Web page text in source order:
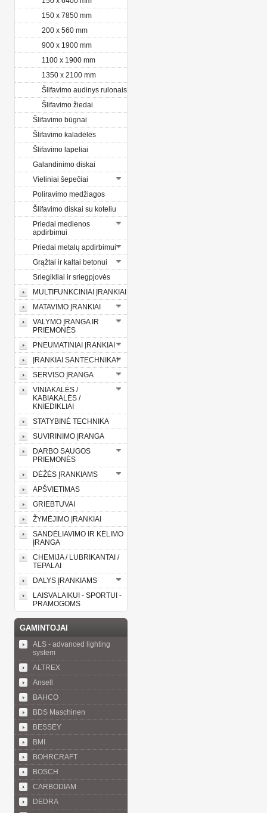
150 x 7850 mm
200 x 560 mm
900 x 1900 mm
1100 x 1900 mm
1350 x 2100 mm
Šlifavimo audinys rulonais
Šlifavimo žiedai
Šlifavimo būgnai
Šlifavimo kaladėlės
Šlifavimo lapeliai
Galandinimo diskai
Vieliniai šepečiai
Poliravimo medžiagos
Šlifavimo diskai su koteliu
Priedai medienos
apdirbimui
Priedai metalų apdirbimui
Grąžtai ir kaltai betonui
Sriegikliai ir sriegpjovės
MULTIFUNKCINIAI ĮRANKIAI
MATAVIMO ĮRANKIAI
VALYMO ĮRANGA IR
PRIEMONĖS
PNEUMATINIAI ĮRANKIAI
ĮRANKIAI SANTECHNIKAI
SERVISO ĮRANGA
VINIAKALĖS /
KABIAKALĖS /
KNIEDIKLIAI
STATYBINĖ TECHNIKA
SUVIRINIMO ĮRANGA
DARBO SAUGOS
PRIEMONĖS
DĖŽĖS ĮRANKIAMS
APŠVIETIMAS
GRIEBTUVAI
ŽYMĖJIMO ĮRANKIAI
SANDĖLIAVIMO IR KĖLIMO
ĮRANGA
CHEMIJA / LUBRIKANTAI /
TEPALAI
DALYS ĮRANKIAMS
LAISVALAIKUI - SPORTUI -
PRAMOGOMS
GAMINTOJAI
ALS - advanced lighting
system
ALTREX
Ansell
BAHCO
BDS Maschinen
BESSEY
BMI
BOHRCRAFT
BOSCH
CARBODIAM
DEDRA